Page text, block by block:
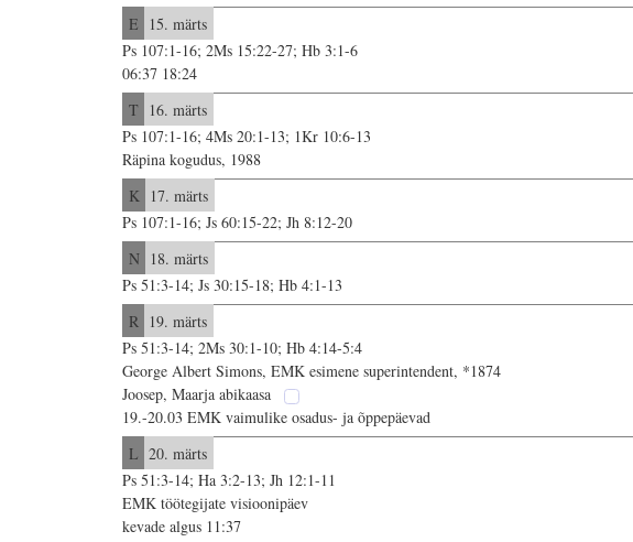
E
15. märts
Ps 107:1-16; 2Ms 15:22-27; Hb 3:1-6
06:37 18:24
T
16. märts
Ps 107:1-16; 4Ms 20:1-13; 1Kr 10:6-13
Räpina kogudus, 1988
K
17. märts
Ps 107:1-16; Js 60:15-22; Jh 8:12-20
N 18. märts
Ps 51:3-14; Js 30:15-18; Hb 4:1-13
R
19. märts
Ps 51:3-14; 2Ms 30:1-10; Hb 4:14-5:4
George Albert Simons, EMK esimene superintendent, *1874
Joosep, Maarja abikaasa
19.-20.03 EMK vaimulike osadus- ja õppepäevad
L 20. märts
Ps 51:3-14; Ha 3:2-13; Jh 12:1-11
EMK töötegijate visioonipäev
kevade algus 11:37